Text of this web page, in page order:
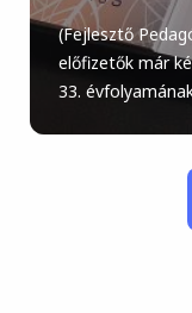
(Fejlesztő
előfizetők már
33.